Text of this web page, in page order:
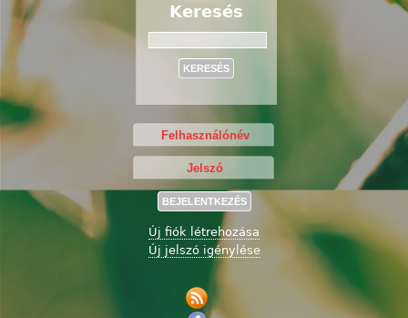
Keresés
Új fiók létrehozása
Új jelszó igénylése